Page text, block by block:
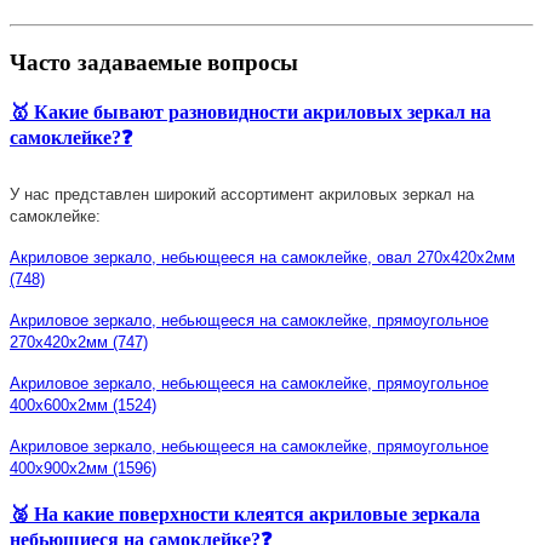
Часто задаваемые вопросы
🥇 Какие бывают разновидности акриловых зеркал на
самоклейке?❓
У нас представлен широкий ассортимент акриловых зеркал на
самоклейке:
Акриловое зеркало, небьющееся на самоклейке, овал 270х420х2мм
(748)
Акриловое зеркало, небьющееся на самоклейке, прямоугольное
270х420х2мм (747)
Акриловое зеркало, небьющееся на самоклейке, прямоугольное
400х600х2мм (1524)
Акриловое зеркало, небьющееся на самоклейке, прямоугольное
400х900х2мм (1596)
🥈 На какие поверхности клеятся акриловые зеркала
небьющиеся на самоклейке?❓